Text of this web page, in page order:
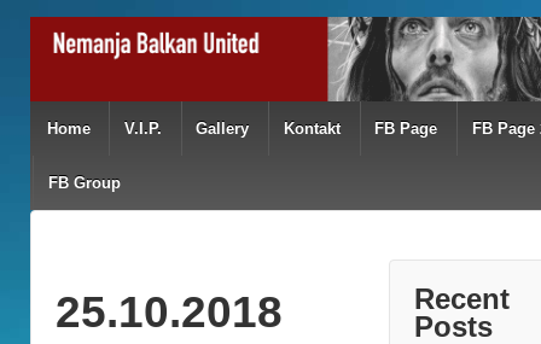
Home V.I.P. Gallery Kontakt FB Page FB Page
FB Group
25.10.2018
Recent
Posts